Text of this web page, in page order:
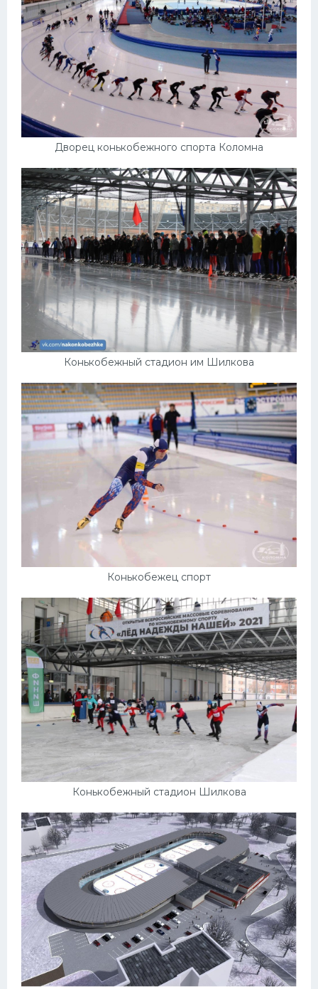
Дворец конькобежного спорта Коломна
Конькобежный стадион им Шилкова
Конькобежец спорт
Конькобежный стадион Шилкова